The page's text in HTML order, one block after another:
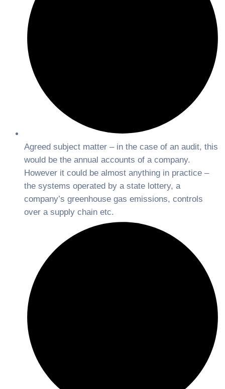
Agreed subject matter – in the case of an audit, this
would be the annual accounts of a company.
However it could be almost anything in practice –
the systems operated by a state lottery, a
company’s greenhouse gas emissions, controls
over a supply chain etc.